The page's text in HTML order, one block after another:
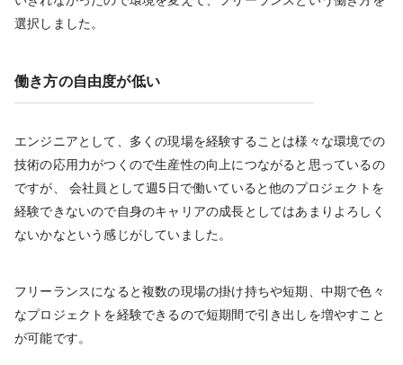
選択しました。
働き方の自由度が低い
エンジニアとして、多くの現場を経験することは様々な環境での
技術の応用力がつくので生産性の向上につながると思っているの
ですが、 会社員として週5日で働いていると他のプロジェクトを
経験できないので自身のキャリアの成長としてはあまりよろしく
ないかなという感じがしていました。
フリーランスになると複数の現場の掛け持ちや短期、中期で色々
なプロジェクトを経験できるので短期間で引き出しを増やすこと
が可能です。